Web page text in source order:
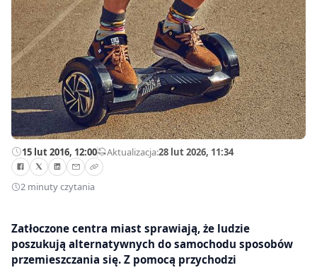
15 lut 2016, 12:00—Aktualizacja:28 lut 2026, 11:34
2 minuty czytania
Zatłoczone centra miast sprawiają, że ludzie
poszukują alternatywnych do samochodu sposobów
przemieszczania się. Z pomocą przychodzi